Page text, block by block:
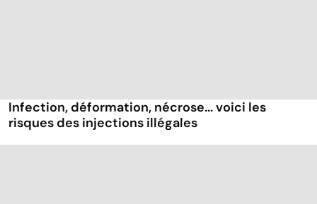
Infection, déformation, nécrose... voici les
risques des injections illégales